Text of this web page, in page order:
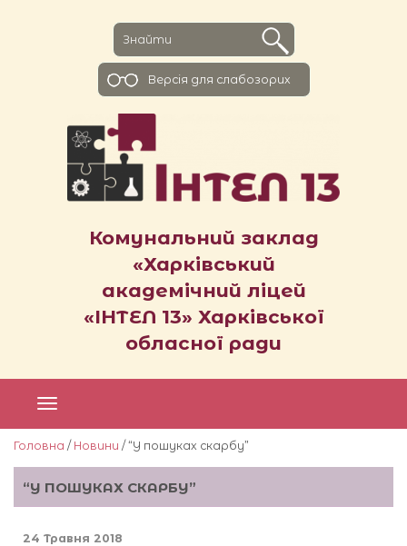
Комунальний заклад
«Харківський
академічний ліцей
«ІНТЕЛ 13» Харківської
обласної ради
Версiя для слабозорих
Головна / Новини / “У пошуках скарбу”
“У ПОШУКАХ СКАРБУ”
24 Травня 2018